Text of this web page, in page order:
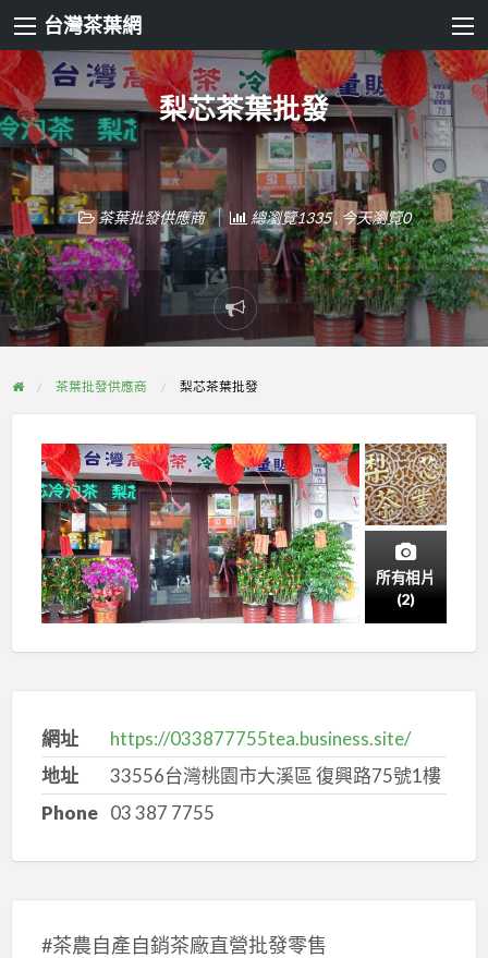
台灣茶葉網
梨芯茶葉批發
茶葉批發供應商 總瀏覽1335 , 今天瀏覽0
Report
problem
茶葉批發供應商 梨芯茶葉批發
所有相片
(2)
網址
https://033877755tea.business.site/
地址
33556台灣桃園市大溪區 復興路75號1樓
Phone 03 387 7755
#茶農自產自銷茶廠直營批發零售